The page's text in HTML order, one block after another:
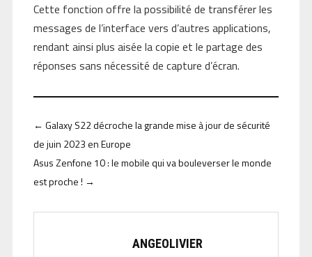
Cette fonction offre la possibilité de transférer les
messages de l’interface vers d’autres applications,
rendant ainsi plus aisée la copie et le partage des
réponses sans nécessité de capture d’écran.
← Galaxy S22 décroche la grande mise à jour de sécurité
de juin 2023 en Europe
Asus Zenfone 10 : le mobile qui va bouleverser le monde
est proche ! →
ANGEOLIVIER